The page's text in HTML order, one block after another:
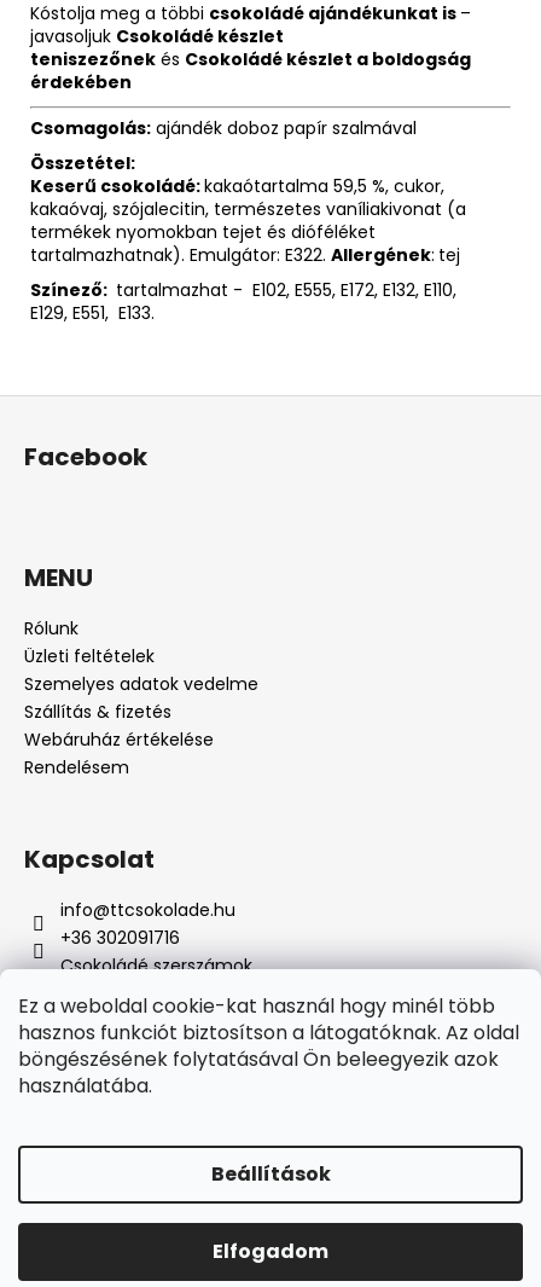
Ez a weboldal cookie-kat használ hogy minél több
hasznos funkciót biztosítson a látogatóknak. Az oldal
böngészésének folytatásával Ön beleegyezik azok
használatába.
Beállítások
Elfogadom
Kóstolja meg a többi csokoládé ajándékunkat is –
javasoljuk Csokoládé készlet
teniszezőnek és Csokoládé készlet a boldogság
érdekében
Csomagolás: ajándék doboz papír szalmával
Összetétel:
Keserű csokoládé:kakaótartalma 59,5 %, cukor,
kakaóvaj, szójalecitin, természetes vaníliakivonat (a
termékek nyomokban tejet és dióféléket
tartalmazhatnak). Emulgátor: E322. Allergének: tej
Színező: tartalmazhat - E102, E555, E172, E132, E110,
E129, E551, E133.
Facebook
MENU
Rólunk
Üzleti feltételek
Szemelyes adatok vedelme
Szállítás & fizetés
Webáruház értékelése
Rendelésem
Kapcsolat
info@ttcsokolade.hu
+36 302091716
Csokoládé szerszámok
Online fizetési lehetőséget biztosítunk
TTcsokoládé. Minden jog fenntartva.